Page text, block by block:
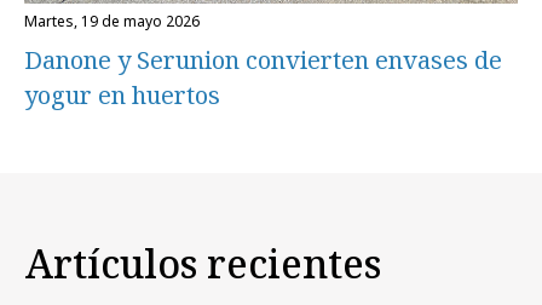
martes, 19 de mayo 2026
Danone y Serunion convierten envases de
yogur en huertos
Artículos recientes